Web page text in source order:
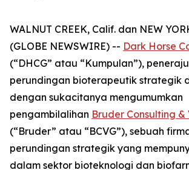
WALNUT CREEK, Calif. dan NEW
(GLOBE NEWSWIRE) -- Dark Horse
(“DHCG” atau “Kumpulan”),
perundingan bioterapeutik strategik
dengan sukacitanya mengumumkan
pengambilalihan Bruder Consulting &
(“Bruder” atau “BCVG”), sebuah
perundingan strategik yang
dalam sektor bioteknologi dan